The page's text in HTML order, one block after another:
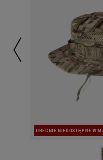
OBECNIE NIEDOSTĘPNE W